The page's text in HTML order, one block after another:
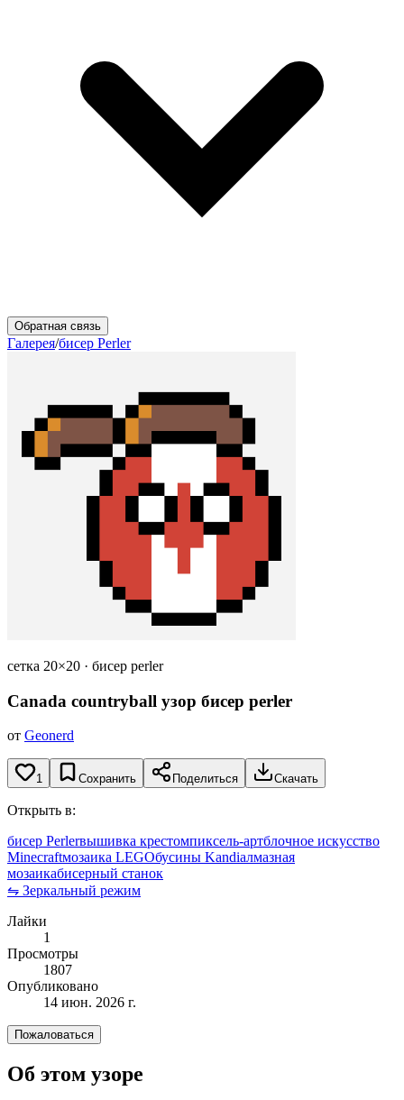
Обратная связь
Галерея/бисер Perler
сетка 20×20 · бисер perler
Canada countryball узор бисер perler
от Geonerd
1 Сохранить Поделиться Скачать
Открыть в:
бисер Perlerвышивка крестомпиксель-артблочное искусство
Minecraftмозаика LEGOбусины Kandiалмазная
мозаикабисерный станок
⇋ Зеркальный режим
Лайки
1
Просмотры
1807
Опубликовано
14 июн. 2026 г.
Пожаловаться
Об этом узоре